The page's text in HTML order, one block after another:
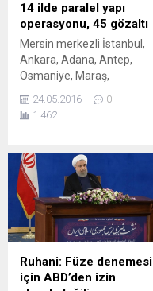
14 ilde paralel yapı
operasyonu, 45 gözaltı
Mersin merkezli İstanbul,
Ankara, Adana, Antep,
Osmaniye, Maraş,
Kayseri, Antalya, Hatay ve
Karaman’da “paralel yapı”
45 kişi gözaltına alındı.
Mersin merkezli 14 ilde
“paralel yapı”
soruşturması kapsamında
45 kişi gözaltına alındı.
Soruşturma kapsamında
Adana, Antep, Osmaniye,
Maraş, Nevşehir, Urfa,
24.05.2016
0
1.462
Ruhani: Füze denemesi
için ABD’den izin